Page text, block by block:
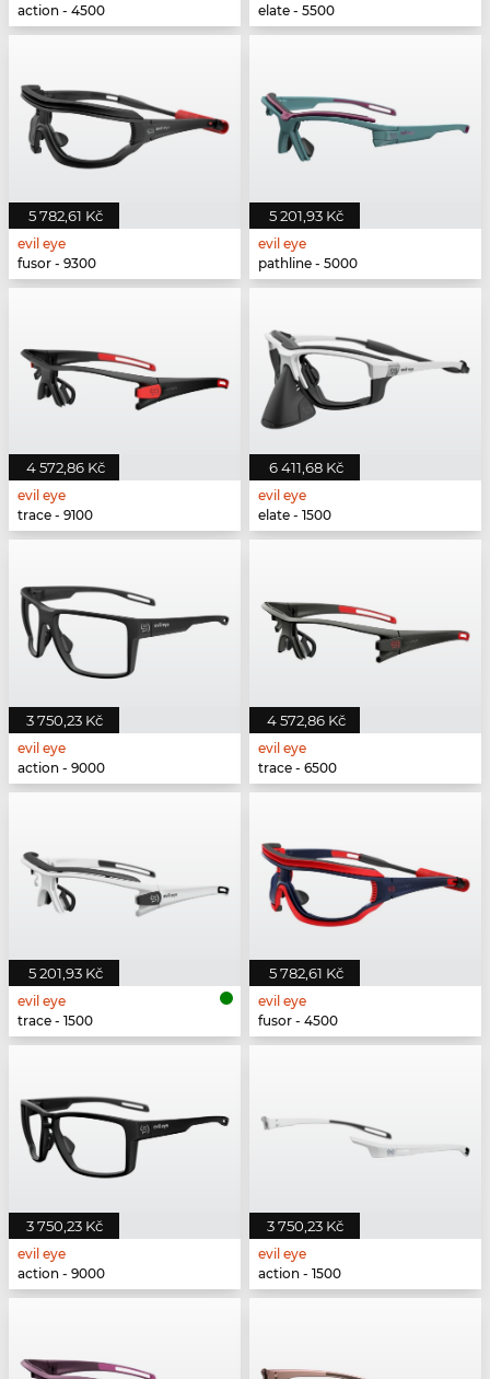
action - 4500
elate - 5500
5 782,61 Kč
evil eye
fusor - 9300
5 201,93 Kč
evil eye
pathline - 5000
4 572,86 Kč
evil eye
trace - 9100
6 411,68 Kč
evil eye
elate - 1500
3 750,23 Kč
evil eye
action - 9000
4 572,86 Kč
evil eye
trace - 6500
5 201,93 Kč
evil eye
trace - 1500
5 782,61 Kč
evil eye
fusor - 4500
3 750,23 Kč
evil eye
action - 9000
3 750,23 Kč
evil eye
action - 1500